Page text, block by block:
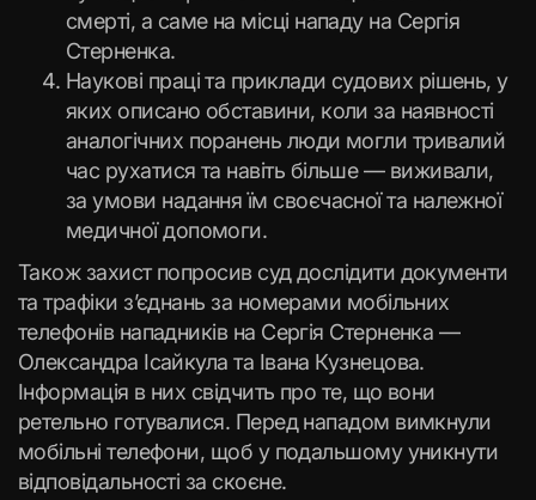
смерті, а саме на місці нападу на Сергія
Стерненка.
Наукові праці та приклади судових рішень, у
яких описано обставини, коли за наявності
аналогічних поранень люди могли тривалий
час рухатися та навіть більше — виживали,
за умови надання їм своєчасної та належної
медичної допомоги.
Також захист попросив суд дослідити документи
та трафіки з’єднань за номерами мобільних
телефонів нападників на Сергія Стерненка —
Олександра Ісайкула та Івана Кузнецова.
Інформація в них свідчить про те, що вони
ретельно готувалися. Перед нападом вимкнули
мобільні телефони, щоб у подальшому уникнути
відповідальності за скоєне.